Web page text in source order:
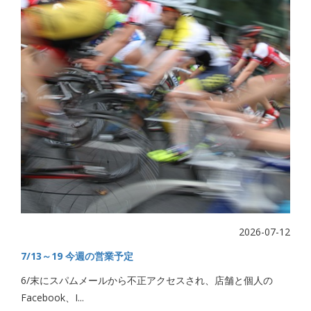
2026-07-12
7/13～19 今週の営業予定
6/末にスパムメールから不正アクセスされ、店舗と個人の
Facebook、I...